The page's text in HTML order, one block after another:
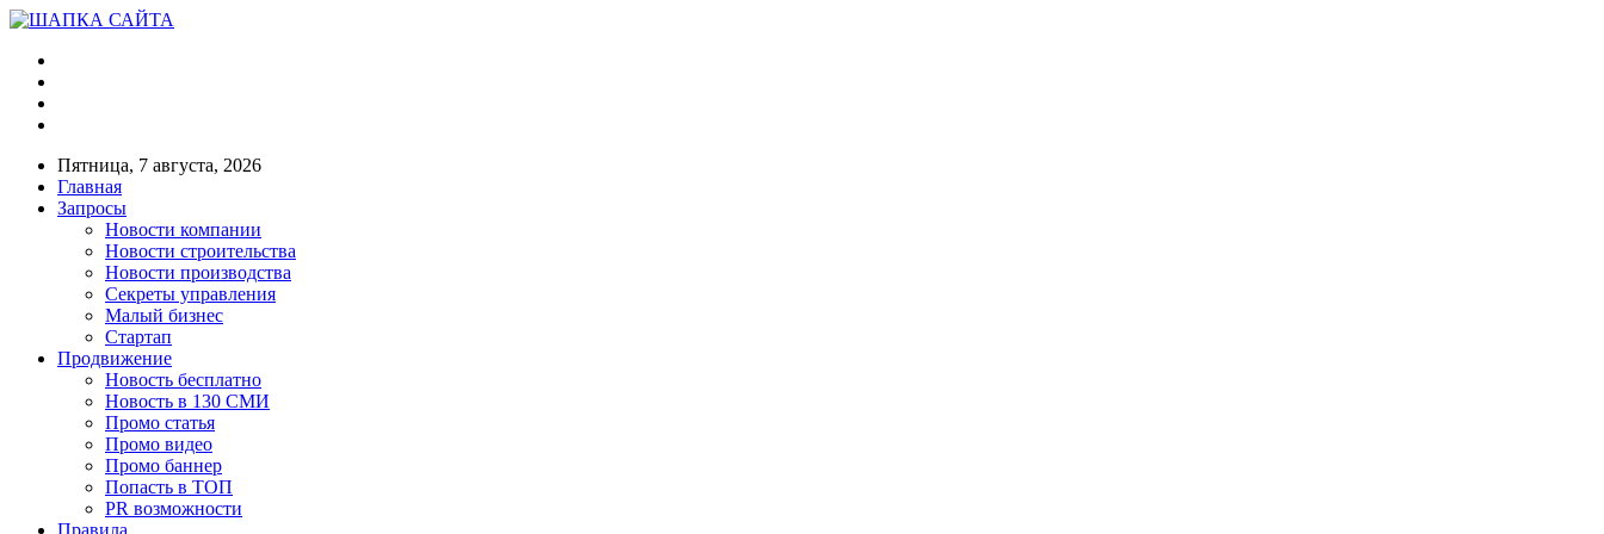
Пятница, 7 августа, 2026
Главная
Запросы
Новости компании
Новости строительства
Новости производства
Секреты управления
Малый бизнес
Стартап
Продвижение
Новость бесплатно
Новость в 130 СМИ
Промо статья
Промо видео
Промо баннер
Попасть в ТОП
PR возможности
Правила